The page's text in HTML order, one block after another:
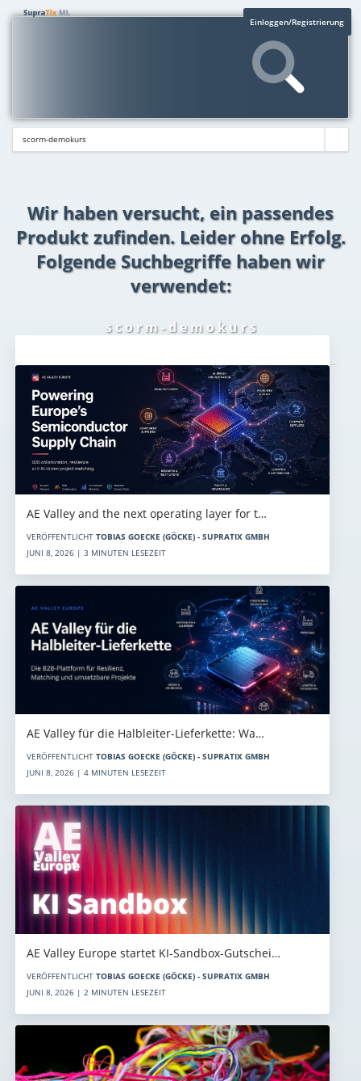
Einloggen/Registrierung
Wir haben versucht, ein passendes
Produkt zufinden. Leider ohne Erfolg.
Folgende Suchbegriffe haben wir
verwendet:
s c o r m - d e m o k u r s
AE Valley and the next operating layer for t…
VERÖFFENTLICHT TOBIAS GOECKE (GÖCKE) - SUPRATIX GMBH
JUNI 8, 2026 | 3 MINUTEN LESEZEIT
AE Valley für die Halbleiter-Lieferkette: Wa…
VERÖFFENTLICHT TOBIAS GOECKE (GÖCKE) - SUPRATIX GMBH
JUNI 8, 2026 | 4 MINUTEN LESEZEIT
AE Valley Europe startet KI-Sandbox-Gutschei…
VERÖFFENTLICHT TOBIAS GOECKE (GÖCKE) - SUPRATIX GMBH
JUNI 8, 2026 | 2 MINUTEN LESEZEIT